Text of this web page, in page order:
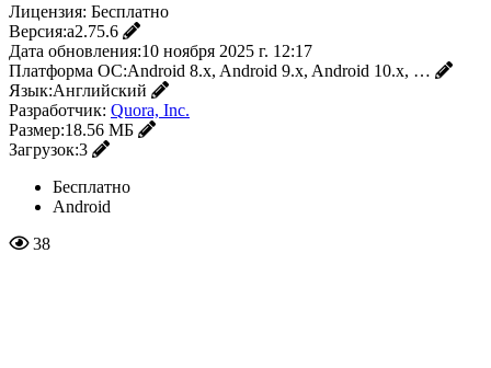
Лицензия: Бесплатно
Версия:a2.75.6
Дата обновления:10 ноября 2025 г. 12:17
Платформа ОС:Android 8.x, Android 9.x, Android 10.x, …
Язык:Английский
Разработчик: Quora, Inc.
Размер:18.56 МБ
Загрузок:3
Бесплатно
Android
38